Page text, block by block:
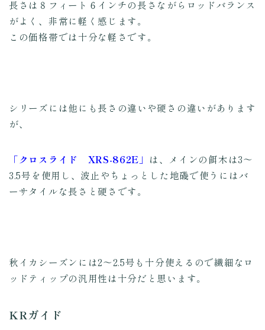
長さは８フィート６インチの長さながらロッドバランス
がよく、非常に軽く感じます。
この価格帯では十分な軽さです。
シリーズには他にも長さの違いや硬さの違いがあります
が、
「クロスライド XRS-862E」 は、メインの餌木は3〜
3.5号を使用し、波止やちょっとした地磯で使うにはバ
ーサタイルな長さと硬さです。
秋イカシーズンには2〜2.5号も十分使えるので繊細なロ
ッドティップの汎用性は十分だと思います。
KRガイド